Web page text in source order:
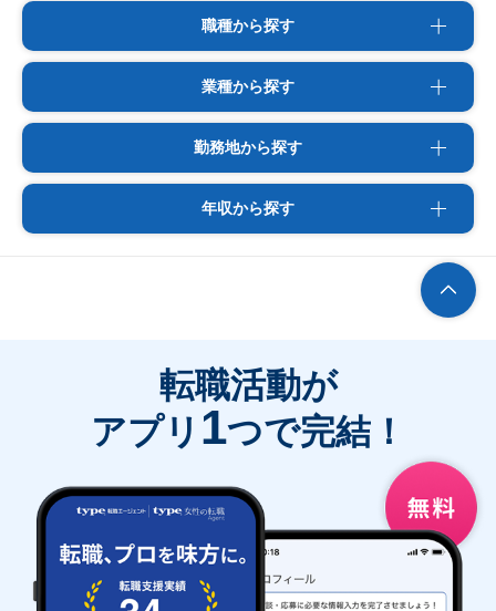
職種から探す
業種から探す
勤務地から探す
年収から探す
転職活動が
アプリ 1つで完結！